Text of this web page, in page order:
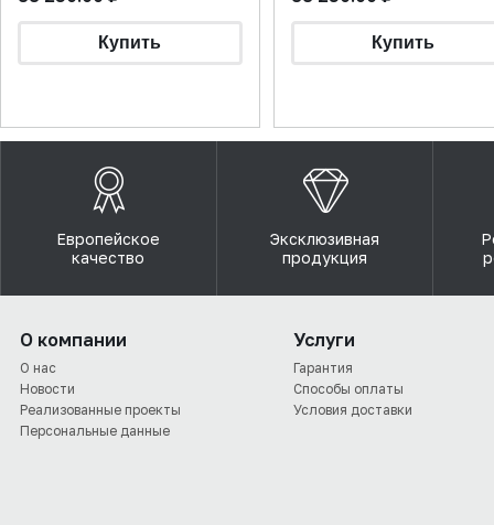
Европейское
качество
Эксклюзивная
продукция
О компании
О нас
Новости
Реализованные проекты
Персональные данные
Услуги
Гарантия
Способы оплаты
Условия доставки